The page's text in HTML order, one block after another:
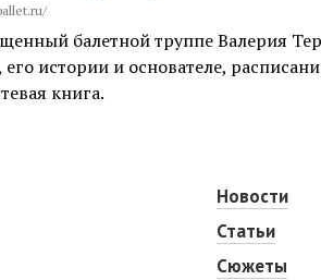
балетной труппе Валерия
его истории и основателе,
книга.
Новости
Статьи
Сюжеты